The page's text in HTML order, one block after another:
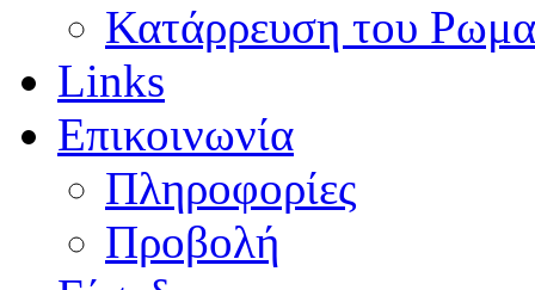
Κατάρρευση του
Links
Επικοινωνία
Πληροφορίες
Προβολή